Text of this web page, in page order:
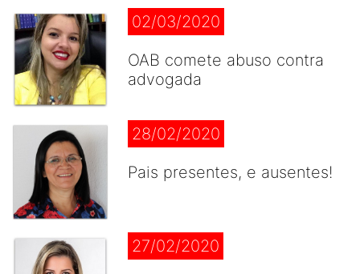
02/03/2020
OAB comete abuso contra
advogada
28/02/2020
Pais presentes, e ausentes!
27/02/2020